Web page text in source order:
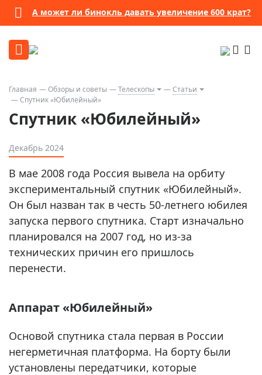
А может ли бинокль давать увеличение 600 крат?
Главная Обзоры и советы Телескопы
Статьи
Спутник «Юбилейный»
Спутник «Юбилейный»
Декабрь 2024
В мае 2008 года Россия вывела на орбиту
экспериментальный спутник «Юбилейный».
Он был назван так в честь 50-летнего юбилея
запуска первого спутника. Старт изначально
планировался на 2007 год, но из-за
технических причин его пришлось
перенести.
Аппарат «Юбилейный»
Основой спутника стала первая в России
негерметичная платформа. На борту были
установлены передатчики, которые